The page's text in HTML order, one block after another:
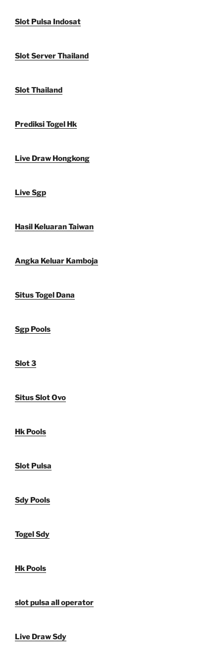
Slot Pulsa Indosat
Slot Server Thailand
Slot Thailand
Prediksi Togel Hk
Live Draw Hongkong
Live Sgp
Hasil Keluaran Taiwan
Angka Keluar Kamboja
Situs Togel Dana
Sgp Pools
Slot 3
Situs Slot Ovo
Hk Pools
Slot Pulsa
Sdy Pools
Togel Sdy
Hk Pools
slot pulsa all operator
Live Draw Sdy